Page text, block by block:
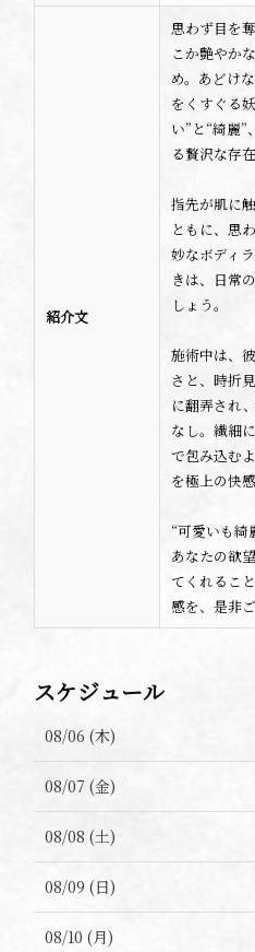
紹介文
思わず目を
こか艶やか
め。あどけ
をくすぐる
い”と“綺麗
る贅沢な存在
指先が肌に
ともに、思
妙なボディ
きは、日常
しょう。
施術中は、
さと、時折
に翻弄され
なし。繊細
で包み込む
を極上の快
“可愛いも綺
あなたの欲
てくれるこ
感を、是非
スケジュール
08/06 (木)
08/07 (金)
08/08 (土)
08/09 (日)
08/10 (月)